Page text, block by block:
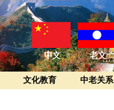
文化教育 中老关系